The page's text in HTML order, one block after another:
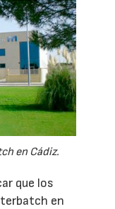
en Cádiz.
que los
en